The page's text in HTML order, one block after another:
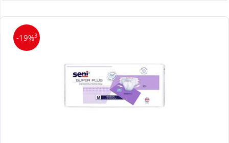
Wellness
-19%3